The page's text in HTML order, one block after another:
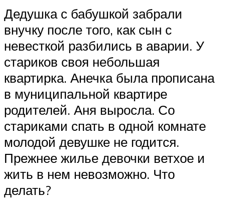
Дедушка с бабушкой забрали
внучку после того, как сын с
невесткой разбились в аварии. У
стариков своя небольшая
квартирка. Анечка была прописана
в муниципальной квартире
родителей. Аня выросла. Со
стариками спать в одной комнате
молодой девушке не годится.
Прежнее жилье девочки ветхое и
жить в нем невозможно. Что
делать?